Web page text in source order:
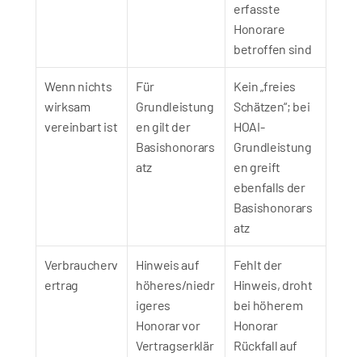
erfasste
Honorare
betroffen sind
Wenn nichts
wirksam
vereinbart ist
Für
Grundleistung
en gilt der
Basishonorars
atz
Kein „freies
Schätzen“; bei
HOAI-
Grundleistung
en greift
ebenfalls der
Basishonorars
atz
Verbraucherv
ertrag
Hinweis auf
höheres/niedr
igeres
Honorar vor
Vertragserklär
Fehlt der
Hinweis, droht
bei höherem
Honorar
Rückfall auf